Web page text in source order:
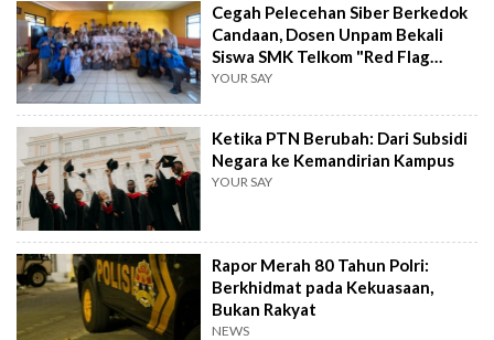
Cegah Pelecehan Siber Berkedok
Candaan, Dosen Unpam Bekali
Siswa SMK Telkom "Red Flag
Detector"
YOUR SAY
Ketika PTN Berubah: Dari Subsidi
Negara ke Kemandirian Kampus
YOUR SAY
Rapor Merah 80 Tahun Polri:
Berkhidmat pada Kekuasaan,
Bukan Rakyat
NEWS